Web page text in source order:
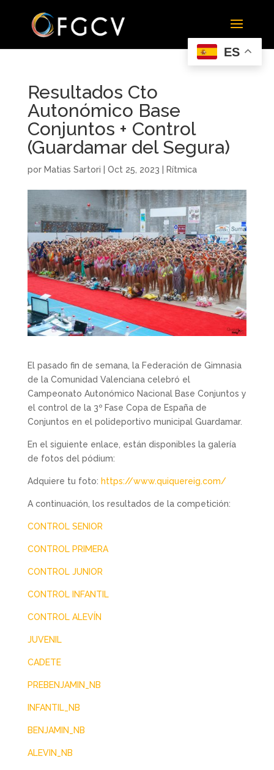
Resultados Cto
Autonómico Base
Conjuntos + Control
(Guardamar del Segura)
por Matias Sartori Oct 25, 2023 Rítmica
El pasado fin de semana, la Federación de Gimnasia
de la Comunidad Valenciana celebró el
Campeonato Autonómico Nacional Base Conjuntos y
el control de la 3º Fase Copa de España de
Conjuntos en el polideportivo municipal Guardamar.
En el siguiente enlace, están disponibles la galería
de fotos del pódium:
Adquiere tu foto: https://www.quiquereig.com/
A continuación, los resultados de la competición:
CONTROL SENIOR
CONTROL PRIMERA
CONTROL JUNIOR
CONTROL INFANTIL
CONTROL ALEVÍN
JUVENIL
CADETE
PREBENJAMIN_NB
INFANTIL_NB
BENJAMIN_NB
ALEVIN_NB
ES